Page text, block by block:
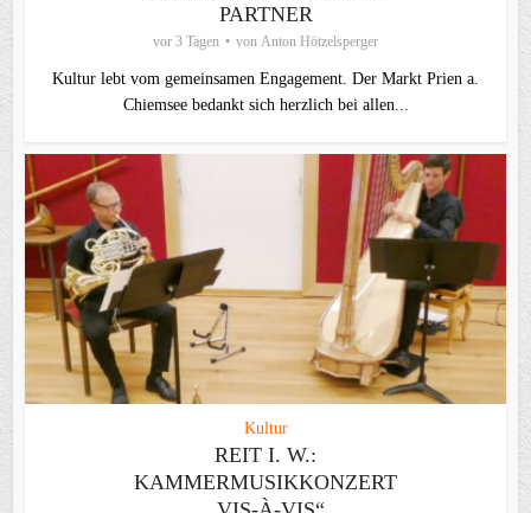
PARTNER
vor 3 Tagen von Anton Hötzelsperger
Kultur lebt vom gemeinsamen Engagement. Der Markt Prien a.
Chiemsee bedankt sich herzlich bei allen...
Kultur
REIT I. W.:
KAMMERMUSIKKONZERT